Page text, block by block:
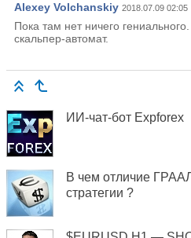
Alexey Volchanskiy 2018.07.09 02:05
Пока там нет ничего
скальпер-автомат.
ИИ-чат-бот Expforex
В чем отличие
стратегии ?